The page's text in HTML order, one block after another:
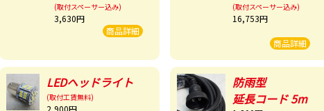
(取付スペーサー込み)
3,630円
商品詳細
(取付スペーサー込み)
16,753円
商品詳細
LEDヘッドライト
(取付工賃無料)
2,900円
防雨型
延長コード 5m